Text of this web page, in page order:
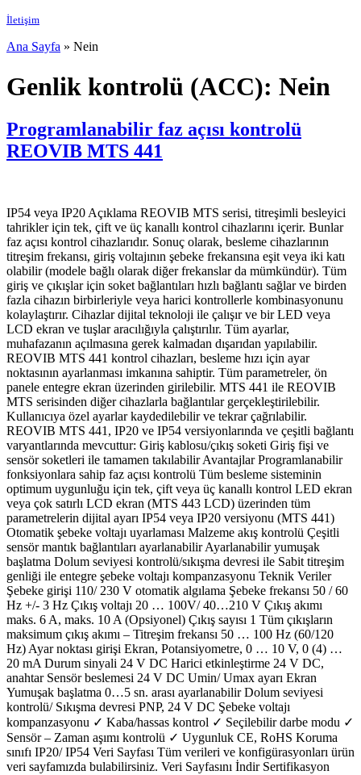
İletişim
Ana Sayfa » Nein
Genlik kontrolü (ACC): Nein
Programlanabilir faz açısı kontrolü
REOVIB MTS 441
IP54 veya IP20 Açıklama REOVIB MTS serisi, titreşimli besleyici
tahrikler için tek, çift ve üç kanallı kontrol cihazlarını içerir. Bunlar
faz açısı kontrol cihazlarıdır. Sonuç olarak, besleme cihazlarının
titreşim frekansı, giriş voltajının şebeke frekansına eşit veya iki katı
olabilir (modele bağlı olarak diğer frekanslar da mümkündür). Tüm
giriş ve çıkışlar için soket bağlantıları hızlı bağlantı sağlar ve birden
fazla cihazın birbirleriyle veya harici kontrollerle kombinasyonunu
kolaylaştırır. Cihazlar dijital teknoloji ile çalışır ve bir LED veya
LCD ekran ve tuşlar aracılığıyla çalıştırılır. Tüm ayarlar,
muhafazanın açılmasına gerek kalmadan dışarıdan yapılabilir.
REOVIB MTS 441 kontrol cihazları, besleme hızı için ayar
noktasının ayarlanması imkanına sahiptir. Tüm parametreler, ön
panele entegre ekran üzerinden girilebilir. MTS 441 ile REOVIB
MTS serisinden diğer cihazlarla bağlantılar gerçekleştirilebilir.
Kullanıcıya özel ayarlar kaydedilebilir ve tekrar çağrılabilir.
REOVIB MTS 441, IP20 ve IP54 versiyonlarında ve çeşitli bağlantı
varyantlarında mevcuttur: Giriş kablosu/çıkış soketi Giriş fişi ve
sensör soketleri ile tamamen takılabilir Avantajlar Programlanabilir
fonksiyonlara sahip faz açısı kontrolü Tüm besleme sisteminin
optimum uygunluğu için tek, çift veya üç kanallı kontrol LED ekran
veya çok satırlı LCD ekran (MTS 443 LCD) üzerinden tüm
parametrelerin dijital ayarı IP54 veya IP20 versiyonu (MTS 441)
Otomatik şebeke voltajı uyarlaması Malzeme akış kontrolü Çeşitli
sensör mantık bağlantıları ayarlanabilir Ayarlanabilir yumuşak
başlatma Dolum seviyesi kontrolü/sıkışma devresi ile Sabit titreşim
genliği ile entegre şebeke voltajı kompanzasyonu Teknik Veriler
Şebeke girişi 110/ 230 V otomatik algılama Şebeke frekansı 50 / 60
Hz +/- 3 Hz Çıkış voltajı 20 … 100V/ 40…210 V Çıkış akımı
maks. 6 A, maks. 10 A (Opsiyonel) Çıkış sayısı 1 Tüm çıkışların
maksimum çıkış akımı – Titreşim frekansı 50 … 100 Hz (60/120
Hz) Ayar noktası girişi Ekran, Potansiyometre, 0 … 10 V, 0 (4) …
20 mA Durum sinyali 24 V DC Harici etkinleştirme 24 V DC,
anahtar Sensör beslemesi 24 V DC Umin/ Umax ayarı Ekran
Yumuşak başlatma 0…5 sn. arası ayarlanabilir Dolum seviyesi
kontrolü/ Sıkışma devresi PNP, 24 V DC Şebeke voltajı
kompanzasyonu ✓ Kaba/hassas kontrol ✓ Seçilebilir darbe modu ✓
Sensör – Zaman aşımı kontrolü ✓ Uygunluk CE, RoHS Koruma
sınıfı IP20/ IP54 Veri Sayfası Tüm verileri ve konfigürasyonları ürün
veri sayfamızda bulabilirsiniz. Veri Sayfasını İndir Sertifikasyon